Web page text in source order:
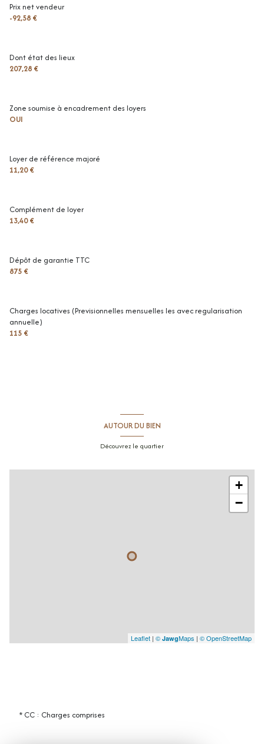
toilettes
dégagement
séjour
Prix net vendeur
-92,58 €
Dont état des lieux
207,28 €
Zone soumise à encadrement des loyers
OUI
Loyer de référence majoré
11,20 €
Complément de loyer
13,40 €
Dépôt de garantie TTC
875 €
Charges locatives (Previsionnelles mensuelles les avec regularisation
annuelle)
115 €
AUTOUR DU BIEN
Découvrez le quartier
+
−
Leaflet | © JawgMaps | © OpenStreetMap
* CC : Charges comprises